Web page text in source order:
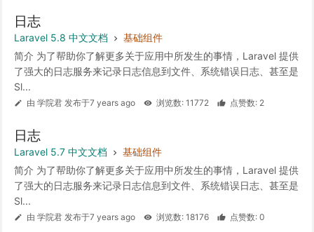
日志
Laravel 5.8 中文文档
基础组件
简介 为了帮助你了解更多关于应用中所发生的事情，Laravel 提供
了强大的日志服务来记录日志信息到文件、系统错误日志、甚至是
Sl...
由 学院君 发布于7 years ago 浏览数: 11772 点赞数: 2
日志
Laravel 5.7 中文文档
基础组件
简介 为了帮助你了解更多关于应用中所发生的事情，Laravel 提供
了强大的日志服务来记录日志信息到文件、系统错误日志、甚至是
Sl...
由 学院君 发布于7 years ago 浏览数: 18176 点赞数: 0